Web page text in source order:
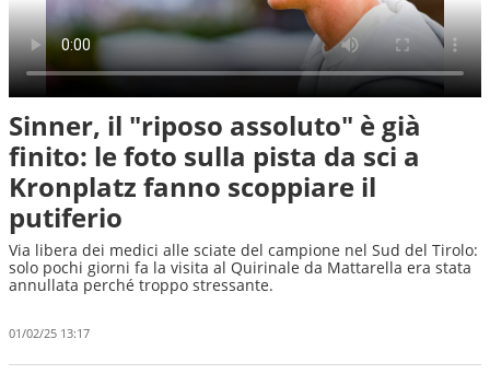
Sinner, il "riposo assoluto" è già
finito: le foto sulla pista da sci a
Kronplatz fanno scoppiare il
putiferio
Via libera dei medici alle sciate del campione nel Sud del Tirolo:
solo pochi giorni fa la visita al Quirinale da Mattarella era stata
annullata perché troppo stressante.
01/02/25 13:17